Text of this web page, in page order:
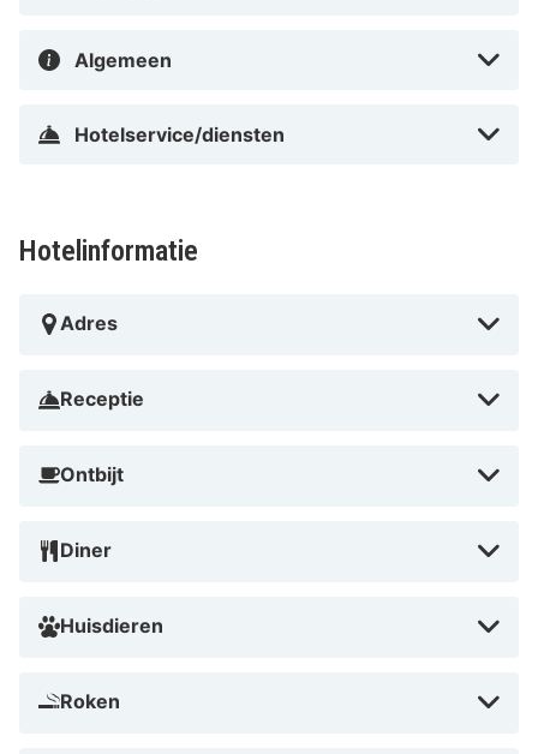
Algemeen
Hotelservice/diensten
Hotelinformatie
Adres
Receptie
Ontbijt
Diner
Huisdieren
Roken